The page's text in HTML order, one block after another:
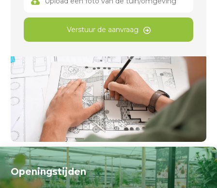
Verstuur de aanvraag
Openingstijden